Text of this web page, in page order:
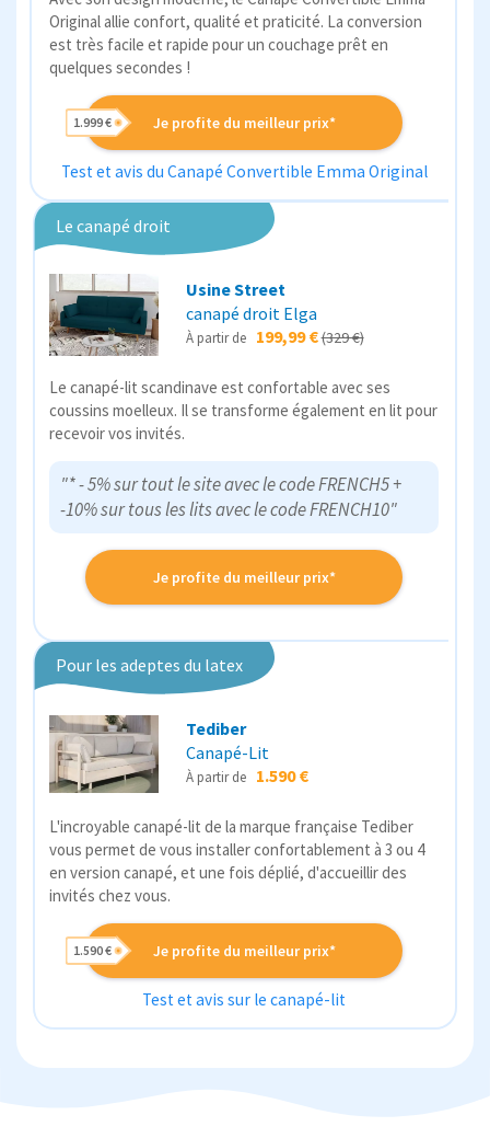
Original allie confort, qualité et praticité. La conversion
est très facile et rapide pour un couchage prêt en
quelques secondes !
Je profite du meilleur prix*
1.999 €
Test et avis du Canapé Convertible Emma Original
Le canapé droit
Usine Street
canapé droit Elga
À partir de 199,99 €(329 €)
Le canapé-lit scandinave est confortable avec ses
coussins moelleux. Il se transforme également en lit pour
recevoir vos invités.
"* - 5% sur tout le site avec le code FRENCH5 +
-10% sur tous les lits avec le code FRENCH10"
Je profite du meilleur prix*
Pour les adeptes du latex
Tediber
Canapé-Lit
À partir de 1.590 €
L'incroyable canapé-lit de la marque française Tediber
vous permet de vous installer confortablement à 3 ou 4
en version canapé, et une fois déplié, d'accueillir des
invités chez vous.
Je profite du meilleur prix*
1.590 €
Test et avis sur le canapé-lit